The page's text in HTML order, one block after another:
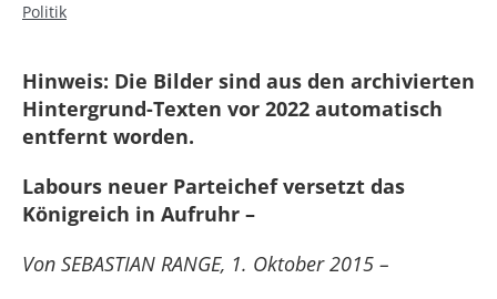
Politik
Hinweis: Die Bilder sind aus den archivierten
Hintergrund-Texten vor 2022 automatisch
entfernt worden.
Labours neuer Parteichef versetzt das
Königreich in Aufruhr –
Von SEBASTIAN RANGE, 1. Oktober 2015 –